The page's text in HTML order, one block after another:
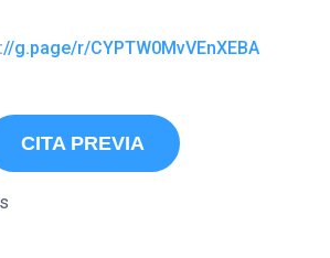
g.page/r/CYPTW0MvVEnXEBA
CITA PREVIA